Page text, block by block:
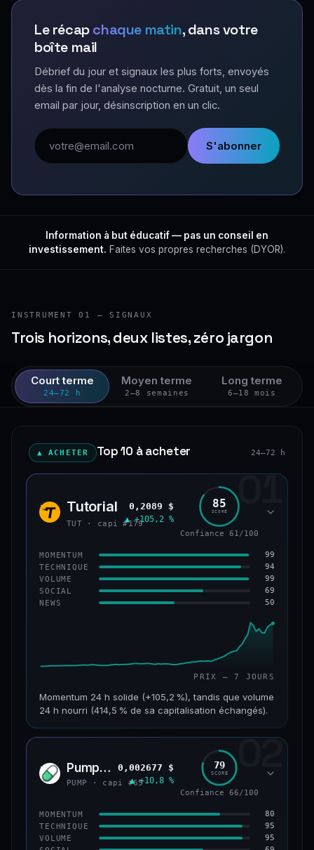
Le récapchaque matin, dans votre
boîte mail
Débrief du jour et signaux les plus forts, envoyés
dès la fin de l'analyse nocturne. Gratuit, un seul
email par jour, désinscription en un clic.
Adresse email
S'abonner
Information à but éducatif — pas un conseil en
investissement. Faites vos propres recherches (DYOR).
INSTRUMENT 01 — SIGNAUX
Trois horizons, deux listes, zéro jargon
Court terme
24–72 h
Moyen terme
2–8 semaines
Long terme
6–18 mois
▲ ACHETER Top 10 à acheter 24–72 h
01
TUT Tutorial
TUT · capi #179
0,2089 $
▲ +105,2 %
85
SCORE
Confiance 61/100
MOMENTUM 99
TECHNIQUE 94
VOLUME 99
SOCIAL 69
NEWS 50
PRIX — 7 JOURS
Momentum 24 h solide (+105,2 %), tandis que volume
24 h nourri (414,5 % de sa capitalisation échangés).
CAP. MARCHÉ VOLUME 24 H
VAR. 7 J VAR. 30 J
+1 610,9 %
VS ATH
−28,0 %
02
PUMP Pump.fun
PUMP · capi #65
0,002677 $
▲ +10,8 %
79
SCORE
Confiance 66/100
MOMENTUM 80
TECHNIQUE 95
VOLUME 95